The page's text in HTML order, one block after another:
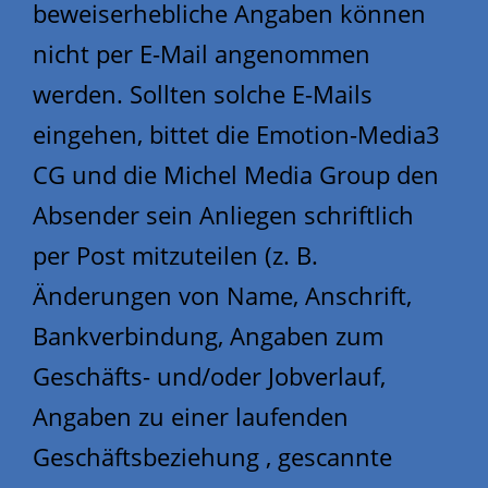
beweiserhebliche Angaben können
nicht per E-Mail angenommen
werden. Sollten solche E-Mails
eingehen, bittet die Emotion-Media3
CG und die Michel Media Group den
Absender sein Anliegen schriftlich
per Post mitzuteilen (z. B.
Änderungen von Name, Anschrift,
Bankverbindung, Angaben zum
Geschäfts- und/oder Jobverlauf,
Angaben zu einer laufenden
Geschäftsbeziehung , gescannte